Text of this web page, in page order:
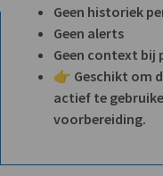
Geen historiek
Geen alerts
Geen context bij
👉 Geschikt om
actief te
voorbereiding.